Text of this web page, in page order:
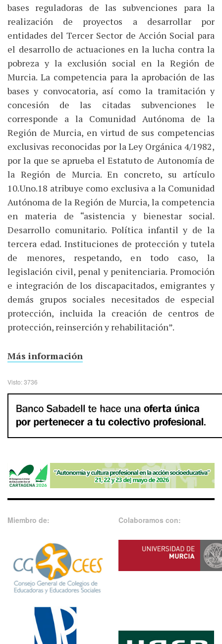
bases reguladoras de las subvenciones para la
realización de proyectos a desarrollar por
entidades del Tercer Sector de Acción Social para
el desarrollo de actuaciones en la lucha contra la
pobreza y la exclusión social en la Región de
Murcia. La competencia para la aprobación de las
bases y convocatoria, así como la tramitación y
concesión de las citadas subvenciones le
corresponde a la Comunidad Autónoma de la
Región de Murcia, en virtud de sus competencias
exclusivas reconocidas por la Ley Orgánica 4/1982,
por la que se aprueba el Estatuto de Autonomía de
la Región de Murcia. En concreto, su artículo
10.Uno.18 atribuye como exclusiva a la Comunidad
Autónoma de la Región de Murcia, la competencia
en materia de “asistencia y bienestar social.
Desarrollo comunitario. Política infantil y de la
tercera edad. Instituciones de protección y tutela
de menores, respetando, en todo caso, la
legislación civil, penal y penitenciaria. Promoción
e integración de los discapacitados, emigrantes y
demás grupos sociales necesitados de especial
protección, incluida la creación de centros de
protección, reinserción y rehabilitación”.
Más información
Visto: 3736
Miembro de: Colaboramos con: